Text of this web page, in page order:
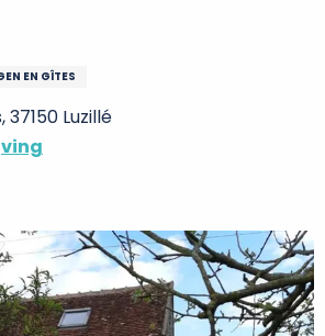
EN GÎTES
Luzillé
favoris